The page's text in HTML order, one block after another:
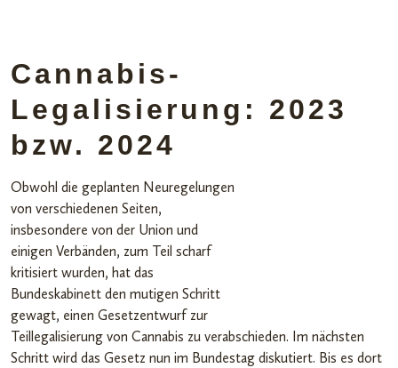
Cannabis-
Legalisierung: 2023
bzw. 2024
Obwohl die geplanten Neuregelungen
von verschiedenen Seiten,
insbesondere von der Union und
einigen Verbänden, zum Teil scharf
kritisiert wurden, hat das
Bundeskabinett den mutigen Schritt
gewagt, einen Gesetzentwurf zur
Teillegalisierung von Cannabis zu verabschieden. Im nächsten
Schritt wird das Gesetz nun im Bundestag diskutiert. Bis es dort